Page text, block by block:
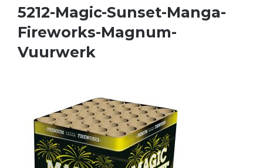
5212-Magic-Sunset-Manga-
Fireworks-Magnum-
Vuurwerk